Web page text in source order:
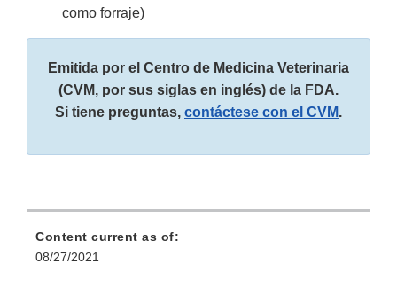
como forraje)
Emitida por el Centro de Medicina Veterinaria
(CVM, por sus siglas en inglés) de la FDA.
Si tiene preguntas, contáctese con el CVM.
Content current as of:
08/27/2021